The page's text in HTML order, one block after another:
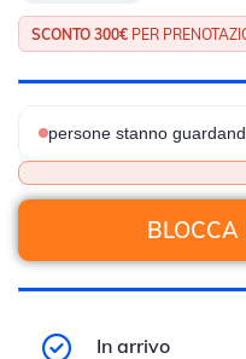
SCONTO 300€ PER
persone stanno
In arrivo